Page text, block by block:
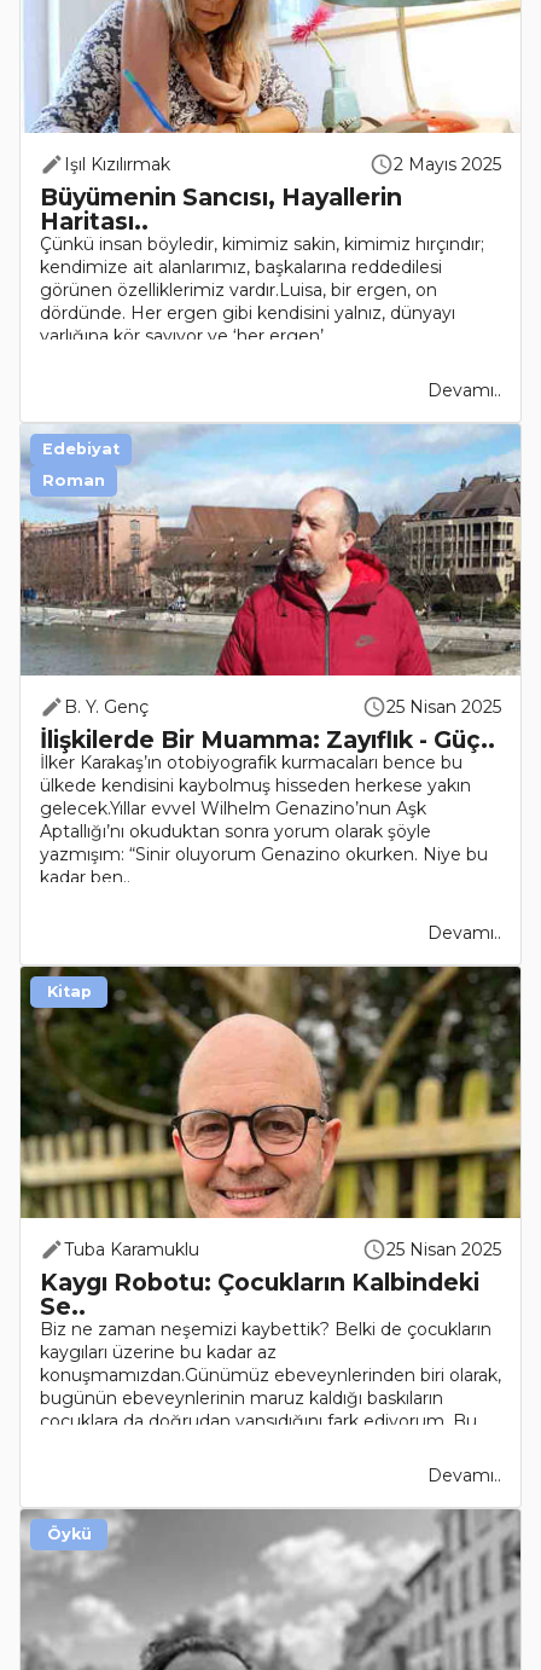
Işıl Kızılırmak 2 Mayıs 2025
Büyümenin Sancısı, Hayallerin
Haritası..
Çünkü insan böyledir, kimimiz sakin, kimimiz hırçındır;
kendimize ait alanlarımız, başkalarına reddedilesi
görünen özelliklerimiz vardır.Luisa, bir ergen, on
dördünde. Her ergen gibi kendisini yalnız, dünyayı
varlığına kör sayıyor ve ‘her ergen’ ..
Devamı..
B. Y. Genç 25 Nisan 2025
İlişkilerde Bir Muamma: Zayıflık - Güç..
İlker Karakaş’ın otobiyografik kurmacaları bence bu
ülkede kendisini kaybolmuş hisseden herkese yakın
gelecek.Yıllar evvel Wilhelm Genazino’nun Aşk
Aptallığı’nı okuduktan sonra yorum olarak şöyle
yazmışım: “Sinir oluyorum Genazino okurken. Niye bu
kadar ben..
Devamı..
Edebiyat
Roman
Tuba Karamuklu 25 Nisan 2025
Kaygı Robotu: Çocukların Kalbindeki
Se..
Biz ne zaman neşemizi kaybettik? Belki de çocukların
kaygıları üzerine bu kadar az
konuşmamızdan.Günümüz ebeveynlerinden biri olarak,
bugünün ebeveynlerinin maruz kaldığı baskıların
çocuklara da doğrudan yansıdığını fark ediyorum. Bu
Devamı..
Kitap
Öykü